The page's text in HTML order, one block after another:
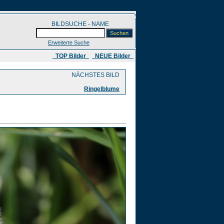
BILDSUCHE - NAME
Erweiterte Suche
​ TOP Bilder NEUE Bilder
NÄCHSTES BILD
Ringelblume